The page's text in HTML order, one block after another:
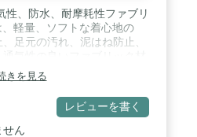
性、防水、耐摩耗性ファブリ
軽量、ソフトな着心地の
足元の汚れ、泥はね防止、
トな着心地を与えます。防
、雨や雪の侵入や足元の汚
便利なデザイン】靴に巻き
紐に引っ掛ける爪、ひざ下
固定出来ます。幅広の強力
きを見る
レビューを書く
せん